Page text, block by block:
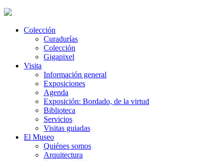
Colección
Curadurías
Colección
Gigapixel
Visita
Información general
Exposiciones
Agenda
Exposición: Bordado, de la virtud
Biblioteca
Servicios
Visitas guiadas
El Museo
Quiénes somos
Arquitectura